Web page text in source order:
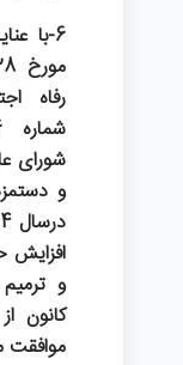
رفاه
شورای
و
افزایش
و
موافقت